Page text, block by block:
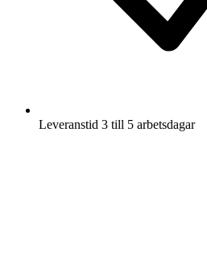
Leveranstid 3 till 5 arbetsdagar